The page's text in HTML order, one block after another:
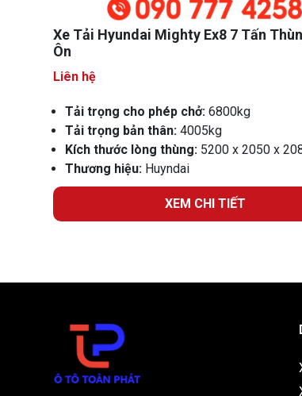
Xe Tải Hyundai Mighty Ex8 7 Tấn
Ôn
Liên hệ
Tải trọng cho phép chở: 6800kg
Tải trọng bản thân: 4005kg
Kích thước lòng thùng: 5200 x 2050 x
Thương hiệu: Huyndai
XEM CHI TIẾT